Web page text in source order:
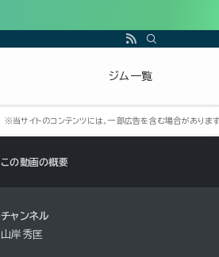
ジム一覧
この動画の概要
チャンネル
山岸秀匡